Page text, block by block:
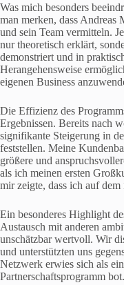
Was mich besonders
man merken, dass Andreas
und sein Team vermitteln.
nur theoretisch erklärt,
demonstriert und in
Herangehensweise
eigenen Business
Die Effizienz des
Ergebnissen. Bereits nach
signifikante Steigerung in
feststellen. Meine
größere und
als ich meinen ersten
mir zeigte, dass ich auf
Ein besonderes Highlight
Austausch mit anderen
unschätzbar wertvoll. Wir
und unterstützten uns
Netzwerk erwies sich als
Partnerschaftsprogramm bot.